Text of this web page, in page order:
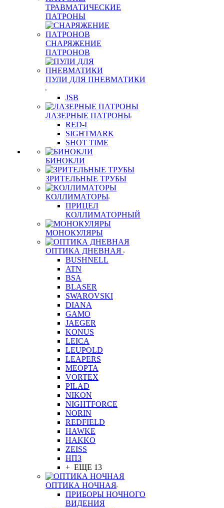
ТРАВМАТИЧЕСКИЕ
ПАТРОНЫ
СНАРЯЖЕНИЕ
ПАТРОНОВ
ПУЛИ ДЛЯ ПНЕВМАТИКИ
JSB
ЛАЗЕРНЫЕ ПАТРОНЫ
RED-I
SIGHTMARK
SHOT TIME
БИНОКЛИ
ЗРИТЕЛЬНЫЕ ТРУБЫ
КОЛЛИМАТОРЫ
ПРИЦЕЛ
КОЛЛИМАТОРНЫЙ
МОНОКУЛЯРЫ
ОПТИКА ДНЕВНАЯ
BUSHNELL
ATN
BSA
BLASER
SWAROVSKI
DIANA
GAMO
JAEGER
KONUS
LEICA
LEUPOLD
LEAPERS
MEOPTA
VORTEX
PILAD
NIKON
NIGHTFORCE
NORIN
REDFIELD
HAWKE
HAKKO
ZEISS
НПЗ
+ ЕЩЕ 13
ОПТИКА НОЧНАЯ
ПРИБОРЫ НОЧНОГО
ВИДЕНИЯ